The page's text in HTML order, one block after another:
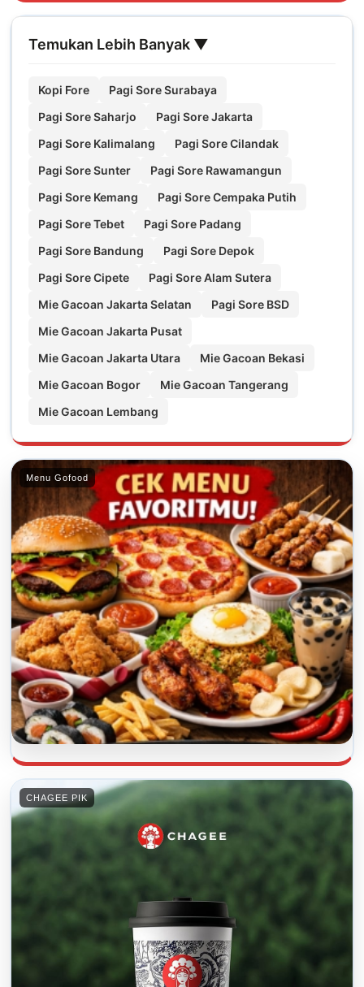
Temukan Lebih Banyak ▼
Kopi Fore
Pagi Sore Surabaya
Pagi Sore Saharjo
Pagi Sore Jakarta
Pagi Sore Kalimalang
Pagi Sore Cilandak
Pagi Sore Sunter
Pagi Sore Rawamangun
Pagi Sore Kemang
Pagi Sore Cempaka Putih
Pagi Sore Tebet
Pagi Sore Padang
Pagi Sore Bandung
Pagi Sore Depok
Pagi Sore Cipete
Pagi Sore Alam Sutera
Mie Gacoan Jakarta Selatan
Pagi Sore BSD
Mie Gacoan Jakarta Pusat
Mie Gacoan Jakarta Utara
Mie Gacoan Bekasi
Mie Gacoan Bogor
Mie Gacoan Tangerang
Mie Gacoan Lembang
Menu Gofood
CHAGEE PIK